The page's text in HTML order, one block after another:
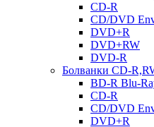
CD-R
CD/DVD
DVD+R
DVD+RW
DVD-R
Болванки CD-
BD-R Blu-
CD-R
CD/DVD
DVD+R